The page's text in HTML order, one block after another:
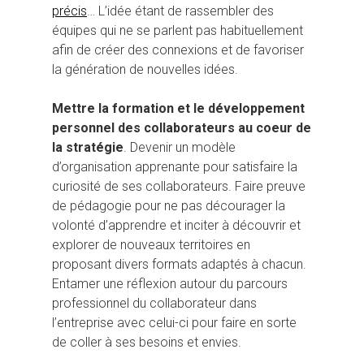
précis… L’idée étant de rassembler des
équipes qui ne se parlent pas habituellement
afin de créer des connexions et de favoriser
la génération de nouvelles idées.
Mettre la formation et le développement
personnel des collaborateurs au coeur de
la stratégie. Devenir un modèle
d’organisation apprenante pour satisfaire la
curiosité de ses collaborateurs. Faire preuve
de pédagogie pour ne pas décourager la
volonté d’apprendre et inciter à découvrir et
explorer de nouveaux territoires en
proposant divers formats adaptés à chacun.
Entamer une réflexion autour du parcours
professionnel du collaborateur dans
l’entreprise avec celui-ci pour faire en sorte
de coller à ses besoins et envies.